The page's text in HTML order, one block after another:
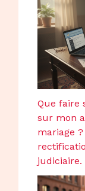
Que faire
sur mon
mariage
judiciaire.